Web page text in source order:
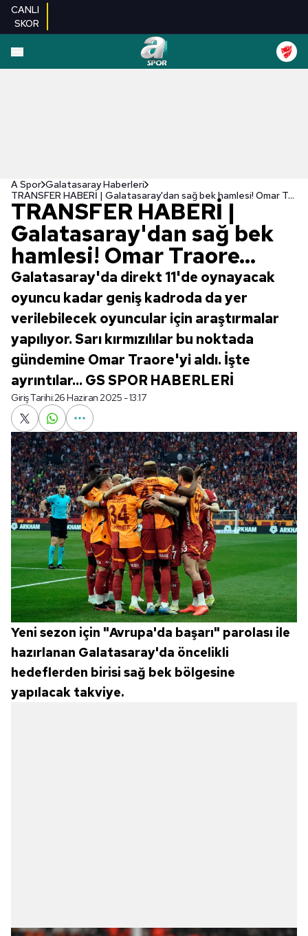
CANLI
SKOR
A Spor Galatasaray Haberleri
TRANSFER HABERİ | Galatasaray'dan sağ bek hamlesi! Omar Traore...
TRANSFER HABERİ |
Galatasaray'dan sağ bek
hamlesi! Omar Traore...
Galatasaray'da direkt 11'de oynayacak
oyuncu kadar geniş kadroda da yer
verilebilecek oyuncular için araştırmalar
yapılıyor. Sarı kırmızılılar bu noktada
gündemine Omar Traore'yi aldı. İşte
ayrıntılar... GS SPOR HABERLERİ
Giriş Tarihi:26 Haziran 2025 - 13:17
Yeni sezon için "Avrupa'da başarı" parolası ile
hazırlanan Galatasaray'da öncelikli
hedeflerden birisi sağ bek bölgesine
yapılacak takviye.